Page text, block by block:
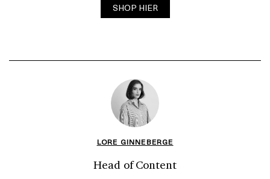
SHOP HIER
LORE GINNEBERGE
Head of Content